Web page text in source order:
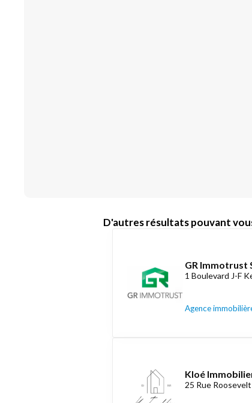
D'autres résultats pouvant
GR Immotrust
1 Boulevard J-F
Agence
Kloé
25 Rue